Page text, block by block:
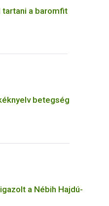
tartani a baromfit
betegség
a Nébih Hajdú-